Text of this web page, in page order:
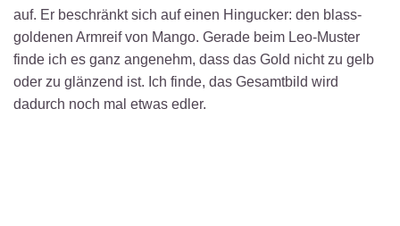
auf. Er beschränkt sich auf einen Hingucker: den blass-
goldenen Armreif von Mango. Gerade beim Leo-Muster
finde ich es ganz angenehm, dass das Gold nicht zu gelb
oder zu glänzend ist. Ich finde, das Gesamtbild wird
dadurch noch mal etwas edler.